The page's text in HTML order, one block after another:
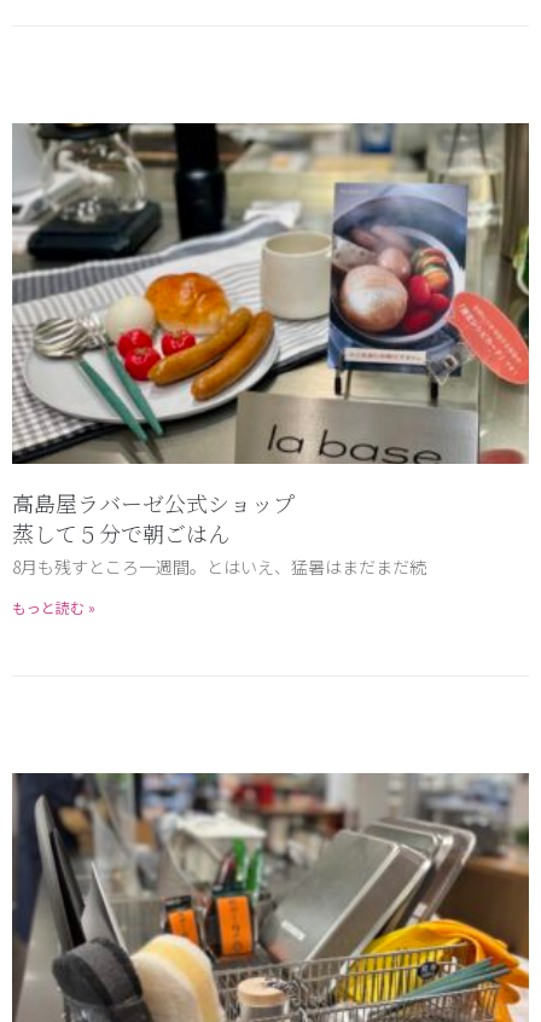
高島屋ラバーゼ公式ショップ
蒸して５分で朝ごはん
8月も残すところ一週間。とはいえ、猛暑はまだまだ続
もっと読む »